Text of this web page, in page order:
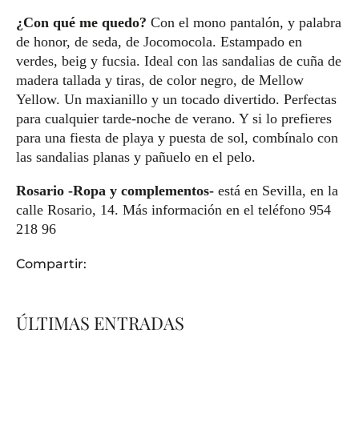
¿Con qué me quedo? Con el mono pantalón, y palabra
de honor, de seda, de Jocomocola. Estampado en
verdes, beig y fucsia. Ideal con las sandalias de cuña de
madera tallada y tiras, de color negro, de Mellow
Yellow. Un maxianillo y un tocado divertido. Perfectas
para cualquier tarde-noche de verano. Y si lo prefieres
para una fiesta de playa y puesta de sol, combínalo con
las sandalias planas y pañuelo en el pelo.
Rosario -Ropa y complementos- está en Sevilla, en la
calle Rosario, 14. Más información en el teléfono 954
218 96
Compartir:
ÚLTIMAS ENTRADAS